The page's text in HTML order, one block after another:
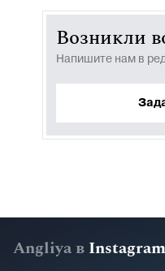
Возникли
Напишите нам в
Angliya в Instagram